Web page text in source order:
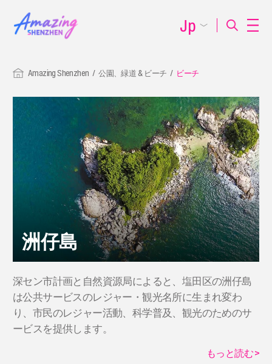
Amazing Shenzhen 公園、緑道 & ビーチ ビーチ
洲仔島
​深セン市計画と自然資源局によると、塩田区の洲仔島
は公共サービスのレジャー・観光名所に生まれ変わ
り、市民のレジャー活動、科学普及、観光のためのサ
ービスを提供します。
もっと読む>
Jp